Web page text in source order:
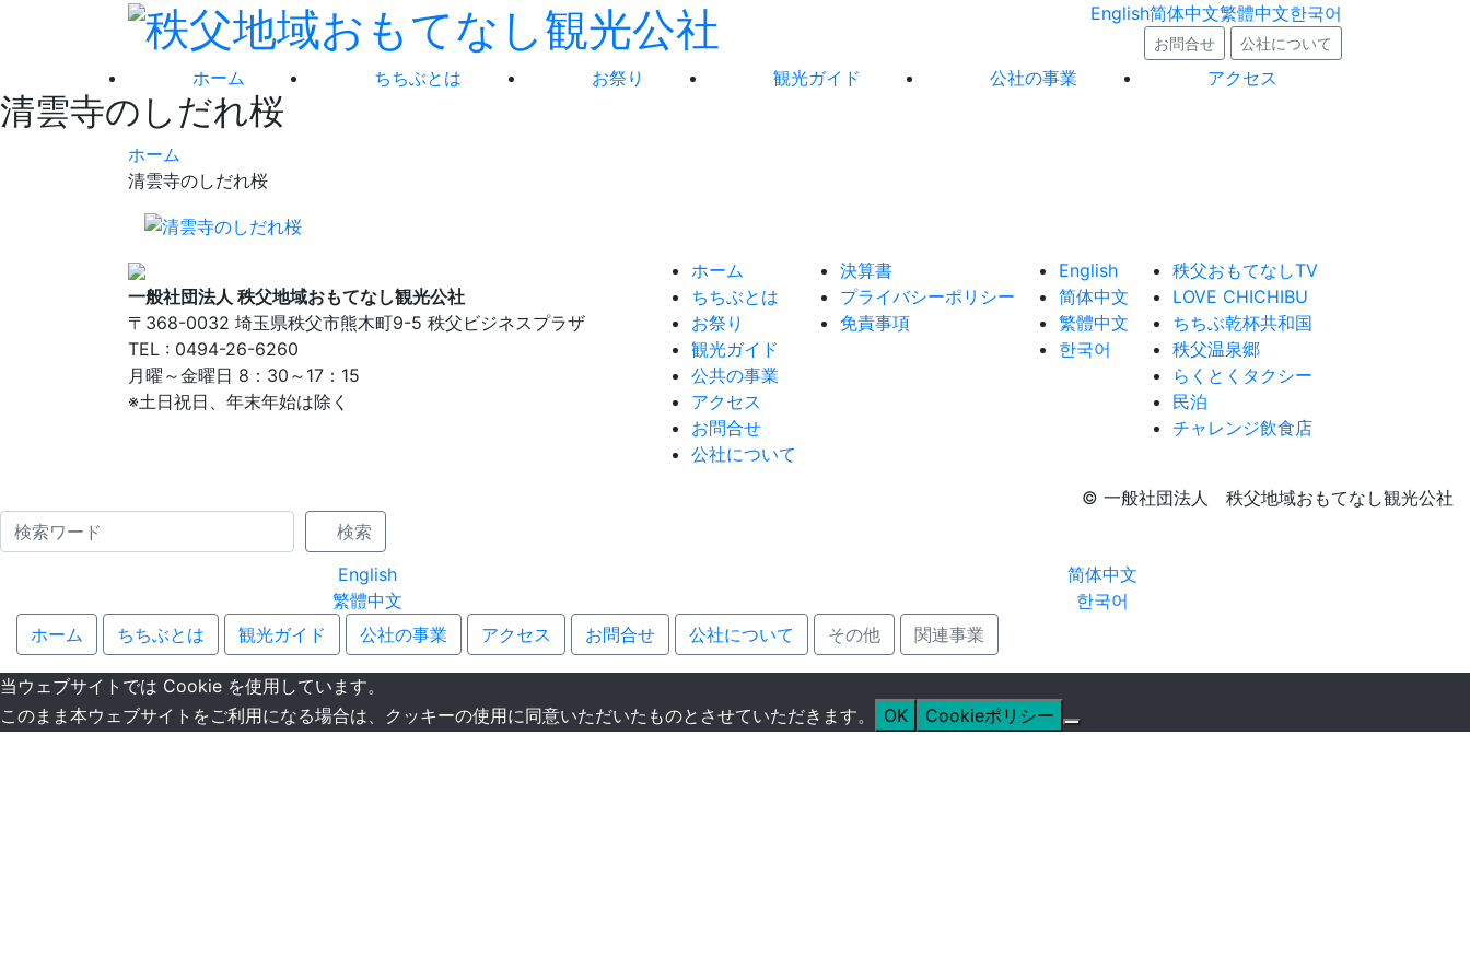
English简体中文繁體中文한국어
お問合せ 公社について
ホーム ちちぶとは お祭り 観光ガイド 公社の事業 アクセス
清雲寺のしだれ桜
ホーム
清雲寺のしだれ桜
一般社団法人 秩父地域おもてなし観光公社
〒368-0032 埼玉県秩父市熊木町9-5 秩父ビジネスプラザ
TEL : 0494-26-6260
月曜～金曜日 8：30～17：15
※土日祝日、年末年始は除く
ホーム
ちちぶとは
お祭り
観光ガイド
公共の事業
アクセス
お問合せ
公社について
決算書
プライバシーポリシー
免責事項
English
简体中文
繁體中文
한국어
秩父おもてなしTV
LOVE CHICHIBU
ちちぶ乾杯共和国
秩父温泉郷
らくとくタクシー
民泊
チャレンジ飲食店
© 一般社団法人 秩父地域おもてなし観光公社
Name
検索
English
简体中文
繁體中文
한국어
ホーム
ちちぶとは 観光ガイド 公社の事業 アクセス お問合せ 公社について その他 関連事業
当ウェブサイトでは Cookie を使用しています。
このまま本ウェブサイトをご利用になる場合は、クッキーの使用に同意いただいたものとさせていただきます。
OK Cookieポリシー